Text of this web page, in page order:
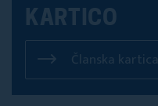
KARTICO
Članska kartica